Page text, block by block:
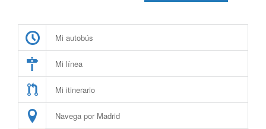
Mi autobús
Mi línea
Mi itinerario
Navega por Madrid